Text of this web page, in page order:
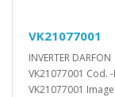
VK21077001
INVERTER DARFON
VK21077001 Cod. -
VK21077001